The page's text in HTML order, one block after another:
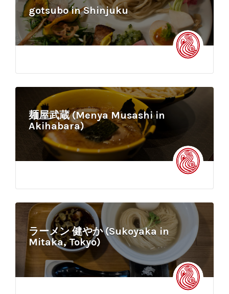
gotsubo in Shinjuku
麺屋武蔵 (Menya Musashi in
Akihabara)
ラーメン 健やか (Sukoyaka in
Mitaka, Tokyo)